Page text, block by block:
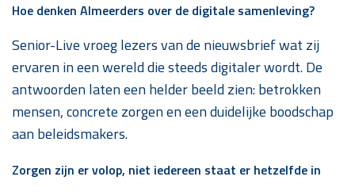
Hoe denken Almeerders over de digitale samenleving?
Senior-Live vroeg lezers van de nieuwsbrief wat zij
ervaren in een wereld die steeds digitaler wordt. De
antwoorden laten een helder beeld zien: betrokken
mensen, concrete zorgen en een duidelijke boodschap
aan beleidsmakers.
Zorgen zijn er volop, niet iedereen staat er hetzelfde in